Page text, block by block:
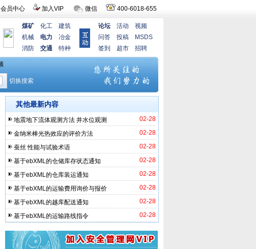
会员中心 加入VIP 微信 400-6018-655
煤矿 化工
建筑
机械
电力
冶金
消防
交通 特种
论坛 活动
视频
问答
投稿
MSDS
签到
超市 招聘
其他最新内容
02-28
地震地下流体观测方法 井水位观测
02-28
金纳米棒光热效应的评价方法
02-28
蚕丝 性能与试验术语
02-28
基于ebXML的仓储库存状态通知
02-28
基于ebXML的仓库装运通知
02-28
基于ebXML的运输费用询价与报价
02-28
基于ebXML的越库配送通知
02-28
基于ebXML的运输路线指令